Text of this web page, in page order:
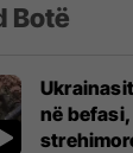
Botë
në